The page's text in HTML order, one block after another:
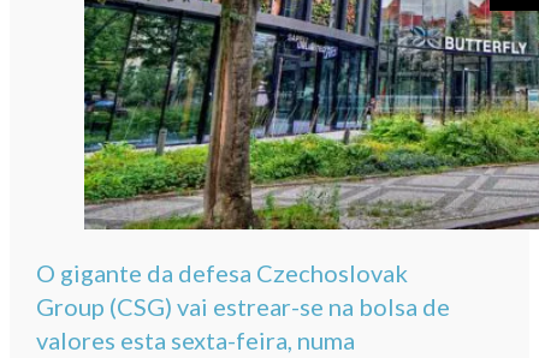
O gigante da defesa Czechoslovak
Group (CSG) vai estrear-se na bolsa de
valores esta sexta-feira, numa